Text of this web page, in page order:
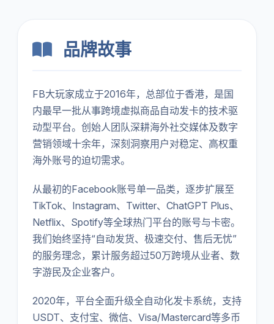
品牌故事
FB大玩家成立于2016年，总部位于香港，是国
内最早一批从事跨境虚拟商品自动发卡的技术驱
动型平台。创始人团队深耕海外社交媒体及数字
营销领域十余年，深刻洞察用户对稳定、高权重
海外账号的迫切需求。
从最初的Facebook账号单一品类，逐步扩展至
TikTok、Instagram、Twitter、ChatGPT Plus、
Netflix、Spotify等全球热门平台的账号与卡密。
我们始终坚持“自动发货、极速交付、售后无忧”
的服务理念，累计服务超过50万跨境从业者、数
字游民及企业客户。
2020年，平台全面升级全自动化发卡系统，支持
USDT、支付宝、微信、Visa/Mastercard等多币